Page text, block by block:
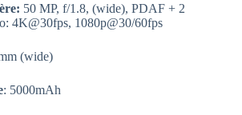
50 MP, f/1.8, (wide), PDAF + 2
4K@30fps, 1080p@30/60fps
(wide)
: 5000mAh